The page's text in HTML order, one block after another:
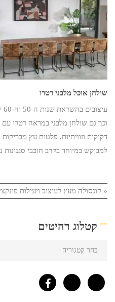
שולחן אוכל מלבני רטרו
וכך גם שולחן מלבני במראה רטרו
דקיקות וזוויתיות, פלטות עץ
למבוקש במיוחד בקרב חובבי סגנונות
« קונסולה מעץ לעיצוב ויעילות
קטלוג רהיטים